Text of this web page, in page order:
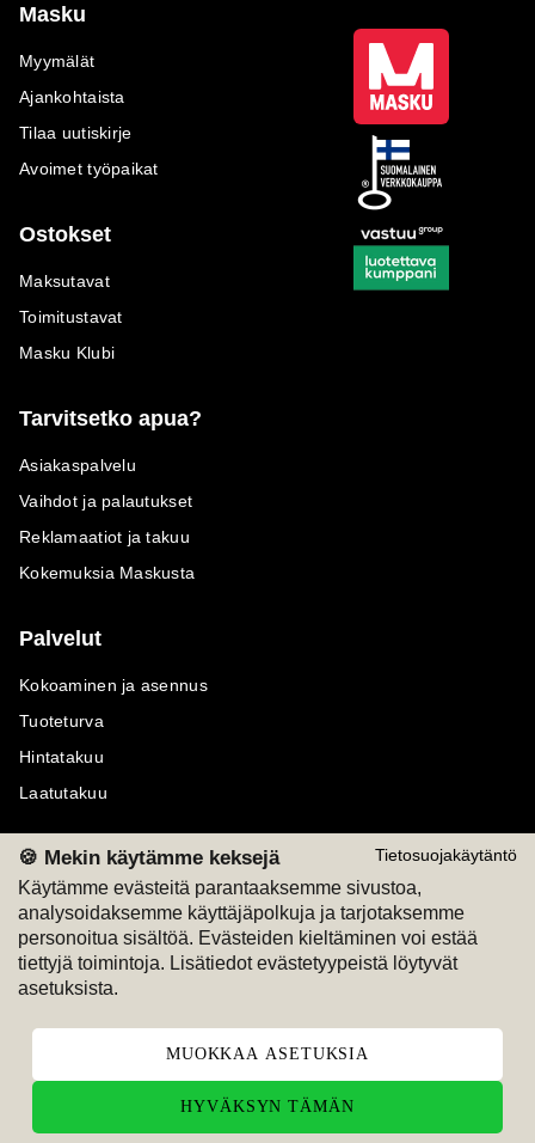
Tietosuojakäytäntö
🍪 Mekin käytämme keksejä
Käytämme evästeitä parantaaksemme sivustoa,
analysoidaksemme käyttäjäpolkuja ja tarjotaksemme
personoitua sisältöä. Evästeiden kieltäminen voi estää
tiettyjä toimintoja. Lisätiedot evästetyypeistä löytyvät
asetuksista.
MUOKKAA ASETUKSIA
HYVÄKSYN TÄMÄN
Masku
Myymälät
Ajankohtaista
Tilaa uutiskirje
Avoimet työpaikat
Ostokset
Maksutavat
Toimitustavat
Masku Klubi
Tarvitsetko apua?
Asiakaspalvelu
Vaihdot ja palautukset
Reklamaatiot ja takuu
Kokemuksia Maskusta
Palvelut
Kokoaminen ja asennus
Tuoteturva
Hintatakuu
Laatutakuu
Maksutavat
M
Seuraa meitä